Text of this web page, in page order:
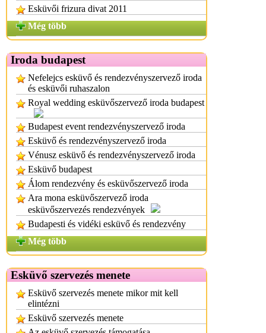
Esküvői frizura divat 2011
Még több
Iroda budapest
Nefelejcs esküvő és rendezvényszervező iroda
és esküvői ruhaszalon
Royal wedding esküvőszervező iroda budapest
Budapest event rendezvényszervező iroda
Esküvő és rendezvényszervező iroda
Vénusz esküvő és rendezvényszervező iroda
Esküvő budapest
Álom rendezvény és esküvőszervező iroda
Ara mona esküvőszervező iroda
esküvőszervezés rendezvények
Budapesti és vidéki esküvő és rendezvény
Még több
Esküvő szervezés menete
Esküvő szervezés menete mikor mit kell
elintézni
Esküvő szervezés menete